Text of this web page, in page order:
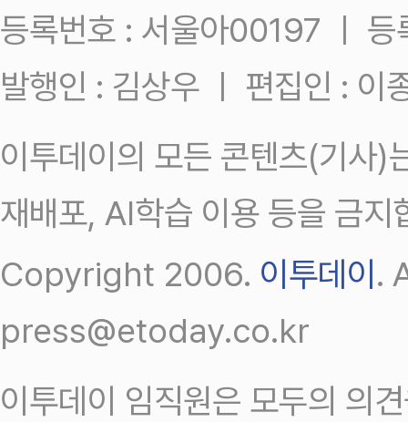
등록번호 : 서울아00197 ㅣ
발행인 : 김상우 ㅣ 편집인 : 이
이투데이의 모든 콘텐츠(기사)
재배포, AI학습 이용 등을 금지
Copyright 2006. 이투데이.
press@etoday.co.kr
이투데이 임직원은 모두의 의